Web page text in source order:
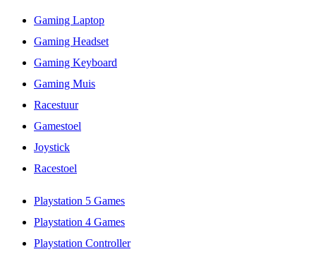
Gaming Laptop
Gaming Headset
Gaming Keyboard
Gaming Muis
Racestuur
Gamestoel
Joystick
Racestoel
Playstation 5 Games
Playstation 4 Games
Playstation Controller